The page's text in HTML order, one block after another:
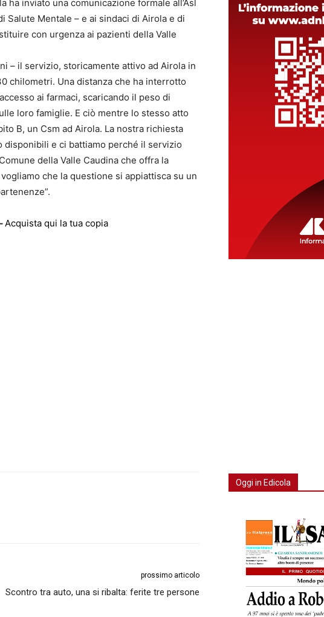
ha inviato una comunicazione formale all’Asl
Mentale – e ai sindaci di Airola e di
con urgenza ai pazienti della Valle
– il servizio, storicamente attivo ad Airola in
chilometri. Una distanza che ha interrotto
ai farmaci, scaricando il peso di
loro famiglie. E ciò mentre lo stesso atto
B, un Csm ad Airola. La nostra richiesta
disponibili e ci battiamo perché il servizio
della Valle Caudina che offra la
che la questione si appiattisca su un
Acquista qui la tua copia
prossimo articolo
Scontro tra auto, una si ribalta: ferite tre persone
Oggi in Edicola